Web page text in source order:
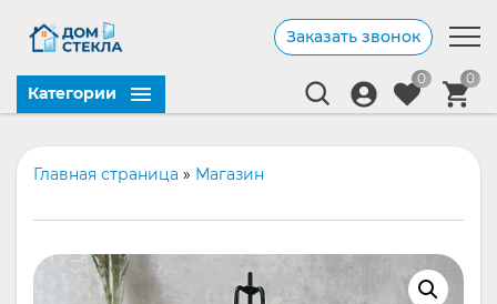
Заказать звонок
Категории
0 0
Главная страница » Магазин